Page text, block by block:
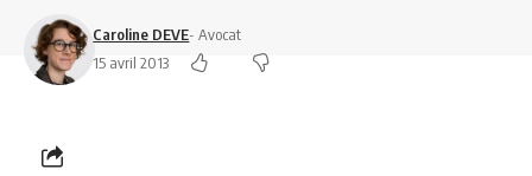
Caroline DEVE- Avocat
15 avril 2013